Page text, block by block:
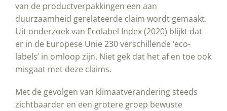
van de productverpakkingen een aan
duurzaamheid gerelateerde claim wordt gemaakt.
Uit onderzoek van Ecolabel Index (2020) blijkt dat
er in de Europese Unie 230 verschillende ‘eco-
labels’ in omloop zijn. Niet gek dat het af en toe ook
misgaat met deze claims.
Met de gevolgen van klimaatverandering steeds
zichtbaarder en een grotere groep bewuste